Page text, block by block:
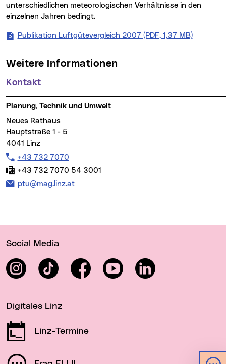
unterschiedlichen meteorologischen Verhältnisse in den
einzelnen Jahren bedingt.
Publikation Luftgütevergleich 2007 (PDF, 1,37 MB)(neues
Weitere Informationen
Kontakt
Planung, Technik und Umwelt
Neues Rathaus
Hauptstraße 1 - 5
4041 Linz
Telefon:
+43 732 7070
Fax:
+43 732 7070 54 3001
E-Mail Adresse:
ptu@mag.linz.at
Social Media
InstagramTikTok FacebookYouTube LinkedIn
Digitales Linz
Linz-Termine